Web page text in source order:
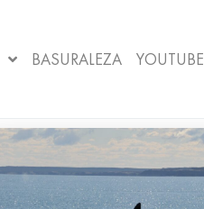
BASURALEZA YOUTUBE